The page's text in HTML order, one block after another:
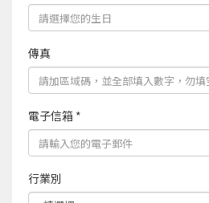
傳真
電子信箱 *
行業別